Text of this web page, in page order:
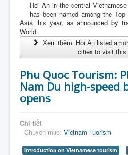
Hoi An in the central
has been named among the
Asia this year, as announced by
World.
Xem thêm: Hoi An listed
cities to visit this
Phu Quoc Tourism:
Nam Du high-speed
opens
Chi tiết
Chuyên mục: Vietnam Tuorism
Introduction on Vietnamese tourism